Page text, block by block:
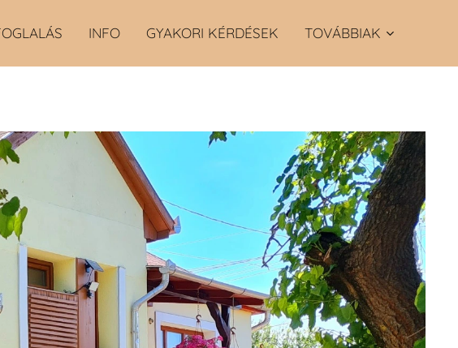
INFO GYAKORI KÉRDÉSEK TOVÁBBIAK